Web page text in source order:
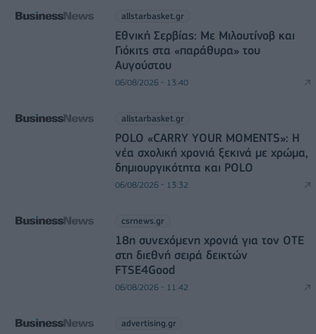
allstarbasket.gr
Εθνική Σερβίας: Με Μιλουτίνοβ και
Γιόκιτς στα «παράθυρα» του
Αυγούστου
06/08/2026 - 13:40
allstarbasket.gr
POLO «CARRY YOUR MOMENTS»: Η
νέα σχολική χρονιά ξεκινά με χρώμα,
δημιουργικότητα και POLO
06/08/2026 - 13:32
csrnews.gr
18η συνεχόμενη χρονιά για τον ΟΤΕ
στη διεθνή σειρά δεικτών
FTSE4Good
06/08/2026 - 11:42
advertising.gr